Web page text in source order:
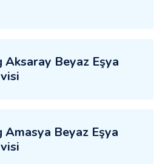
Aksaray Beyaz Eşya
Amasya Beyaz Eşya